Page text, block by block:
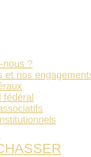
nous ?
et nos
fédéral